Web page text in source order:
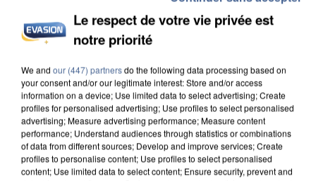
INCENDIES : L’ÎLE-DE-FRANCE LANCE UN ÉLAN
DE SOLIDARITÉ AVEC LES...
Le respect de votre vie privée est
notre priorité
We and our (447) partnersdo the following data processing based on
your consent and/or our legitimate interest: Store and/or access
information on a device; Use limited data to select advertising; Create
profiles for personalised advertising; Use profiles to select personalised
advertising; Measure advertising performance; Measure content
performance; Understand audiences through statistics or combinations
of data from different sources; Develop and improve services; Create
profiles to personalise content; Use profiles to select personalised
content; Use limited data to select content; Ensure security, prevent and